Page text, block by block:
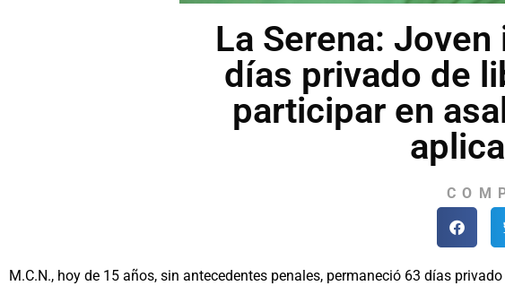
La Serena:
días privado de
participar en
M.C.N., hoy de 15 años, sin antecedentes penales, permaneció 63 días